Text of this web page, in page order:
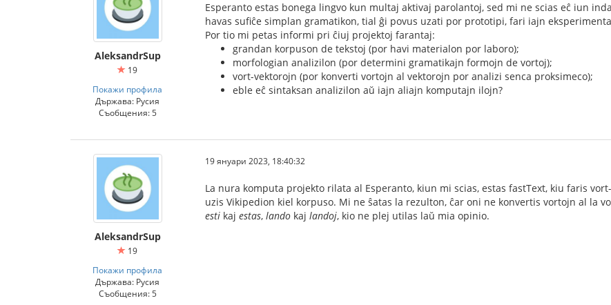
AleksandrSup
19
Покажи профила
Държава: Русия
Съобщения: 5
Esperanto estas bonega lingvo kun multaj aktivaj parolantoj, sed mi ne scias eĉ iun
havas sufiĉe simplan gramatikon, tial ĝi povus uzati por prototipi, fari iajn
Por tio mi petas informi pri ĉiuj projektoj farantaj:
grandan korpuson de tekstoj (por havi materialon por laboro);
morfologian analizilon (por determini gramatikajn formojn de vortoj);
vort-vektorojn (por konverti vortojn al vektorojn por analizi senca proksimeco);
eble eĉ sintaksan analizilon aŭ iajn aliajn komputajn ilojn?
AleksandrSup
19
Покажи профила
Държава: Русия
Съобщения: 5
19 януари 2023, 18:40:32
La nura komputa projekto rilata al Esperanto, kiun mi scias, estas fastText, kiu faris
uzis Vikipedion kiel korpuso. Mi ne ŝatas la rezulton, ĉar oni ne konvertis vortojn al la
esti kaj estas, lando kaj landoj, kio ne plej utilas laŭ mia opinio.